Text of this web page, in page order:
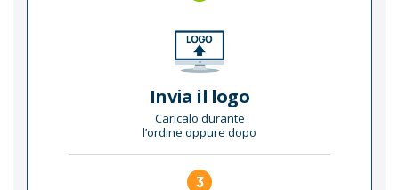
Invia il logo
Caricalo durante
l’ordine oppure dopo
3